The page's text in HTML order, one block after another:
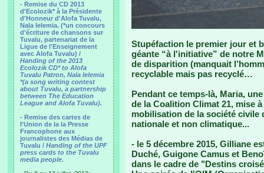
- Remise du CD 2013
d'Ecolozik* à la Présidente
d'Honneur d'Alofa Tuvalu,
Nala Ielemia. (*un concours
d'écriture de chansons sur
Tuvalu, partenariat de la
Ligue de l'Enseignement
avec Alofa Tuvalu) /
Handing of the 2013
Ecolozik CD* to Alofa
Tuvalu Patron, Nala Ielemia
*(a song writing contest
about Tuvalu, a partnership
between The Education
League and Alofa Tuvalu).
- Remise des cartes de
l'Union de la la Presse
Francophone aux
journalistes des Médias de
Tuvalu / Handing of the UPF
press cards to the Tuvalu
media people.
Stupéfaction le premier jour et
géante “à l'initiative” de notre
de disparition (manquait
recyclable mais pas recyclé…
Pendant ce temps-là, Maria,
de la Coalition Climat 21, mise
mobilisation de la société
nationale et non climatique...
- le 5 décembre 2015, Gilliane
Duché, Guigone Camus et
dans le cadre de "Destins